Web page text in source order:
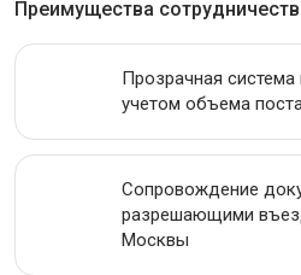
Преимущества
Прозрачная
учетом объема
Сопровождение
разрешающими
Москвы